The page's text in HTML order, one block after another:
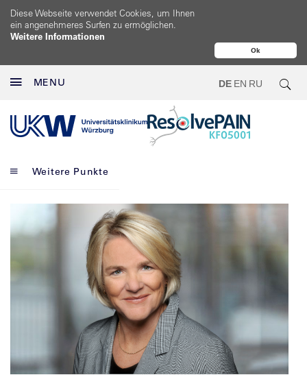
Ok
Diese Webseite verwendet Cookies, um Ihnen
ein angenehmeres Surfen zu ermöglichen.
Weitere Informationen
MENU DE EN RU
Weitere Punkte